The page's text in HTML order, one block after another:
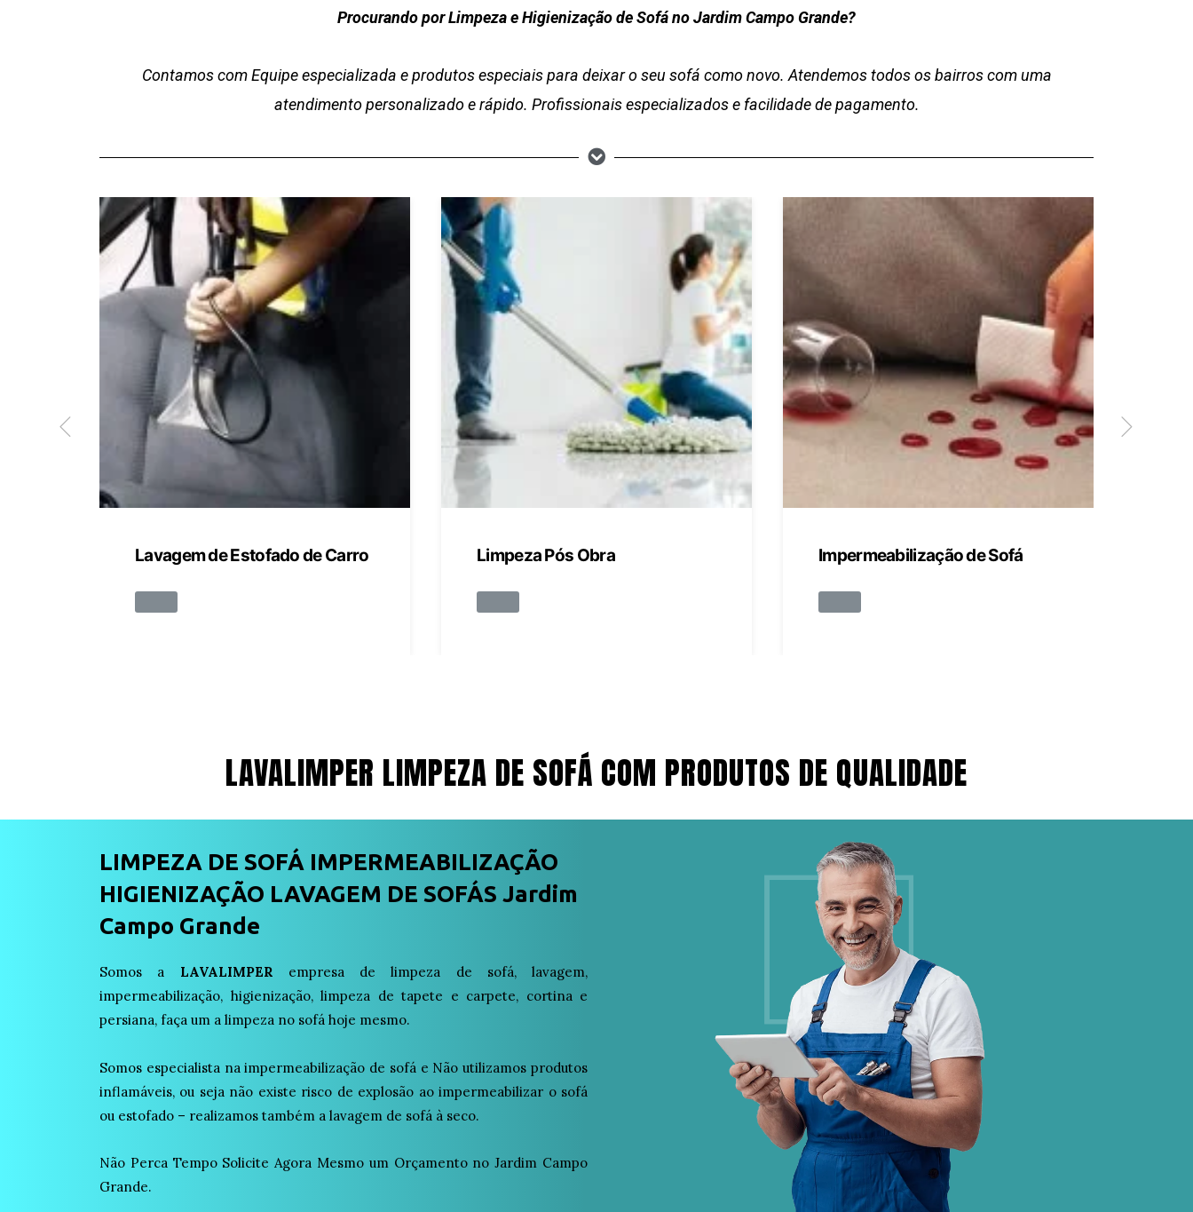
Procurando por Limpeza e Higienização de Sofá no Jardim Campo Grande?
Contamos com Equipe especializada e produtos especiais para deixar o seu sofá como novo. Atendemos todos os bairros com uma
atendimento personalizado e rápido. Profissionais especializados e facilidade de pagamento.
Lavagem de Estofado de Carro Limpeza Pós Obra Impermeabilização de Sofá
LAVALIMPER LIMPEZA DE SOFÁ COM PRODUTOS DE QUALIDADE
LIMPEZA DE SOFÁ IMPERMEABILIZAÇÃO
HIGIENIZAÇÃO LAVAGEM DE SOFÁS Jardim
Campo Grande
Somos a LAVALIMPER empresa de limpeza de sofá, lavagem,
impermeabilização, higienização, limpeza de tapete e carpete, cortina e
persiana, faça um a limpeza no sofá hoje mesmo.
Somos especialista na impermeabilização de sofá e Não utilizamos produtos
inflamáveis, ou seja não existe risco de explosão ao impermeabilizar o sofá
ou estofado – realizamos também a lavagem de sofá à seco.
Não Perca Tempo Solicite Agora Mesmo um Orçamento no Jardim Campo
Grande.